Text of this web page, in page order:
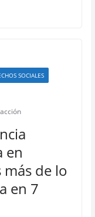
SOCIALES
en
de lo
en 7